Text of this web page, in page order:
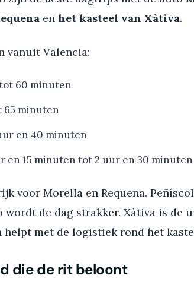
en het kasteel van Xàtiva.
vanuit Valencia:
60 minuten
65 minuten
en 40 minuten
en 15 minuten tot 2 uur en 30 minuten
voor Morella en Requena.
wordt de dag strakker. Xàtiva is de
met de logistiek rond het
die de rit beloont